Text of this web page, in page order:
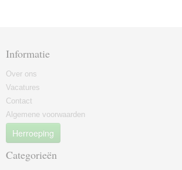
Informatie
Over ons
Vacatures
Contact
Algemene voorwaarden
Herroeping
Categorieën